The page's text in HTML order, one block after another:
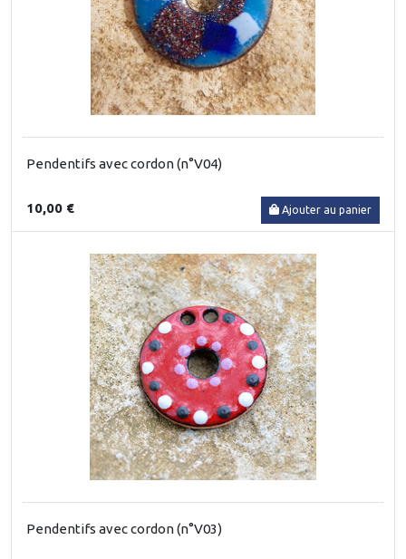
Pendentifs avec cordon (n°V04)
10,00 € Ajouter au panier
Pendentifs avec cordon (n°V03)